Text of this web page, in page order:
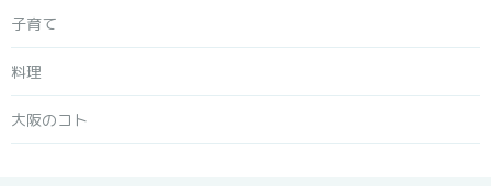
子育て
料理
大阪のコト